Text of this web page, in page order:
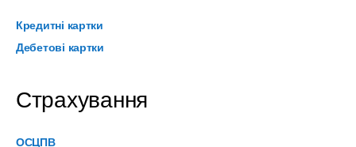
Кредитні картки
Дебетові картки
Страхування
ОСЦПВ